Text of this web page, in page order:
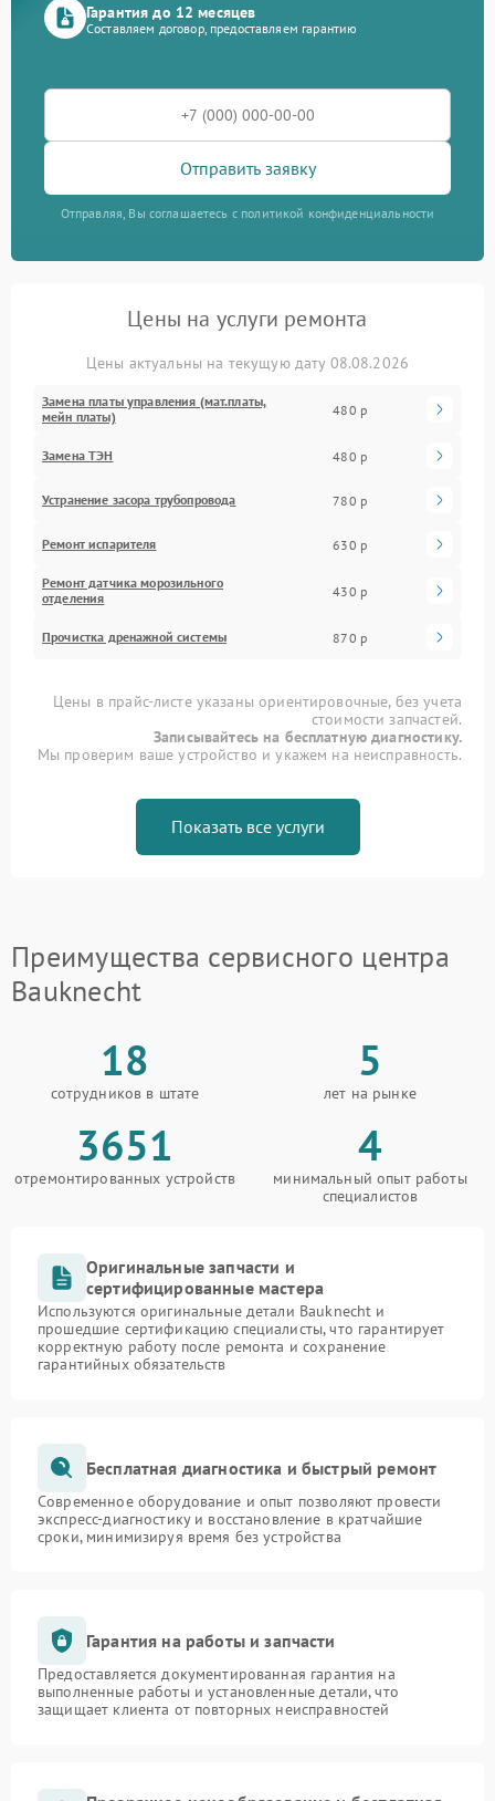
Гарантия до 12 месяцев
Составляем договор, предоставляем гарантию
Отправить заявку
Отправляя, Вы соглашаетесь с политикой конфиденциальности
Цены на услуги ремонта
Цены актуальны на текущую дату 08.08.2026
Замена платы управления (мат.платы,
мейн платы)
480 р
Замена ТЭН 480 р
Устранение засора трубопровода 780 р
Ремонт испарителя 630 р
Ремонт датчика морозильного
отделения
430 р
Прочистка дренажной системы 870 р
Цены в прайс-листе указаны ориентировочные, без учета
стоимости запчастей.
Записывайтесь на бесплатную диагностику.
Мы проверим ваше устройство и укажем на неисправность.
Показать все услуги
Преимущества сервисного центра
Bauknecht
18
сотрудников в штате
5
лет на рынке
3651
отремонтированных устройств
4
минимальный опыт работы
специалистов
Оригинальные запчасти и
сертифицированные мастера
Используются оригинальные детали Bauknecht и
прошедшие сертификацию специалисты, что гарантирует
корректную работу после ремонта и сохранение
гарантийных обязательств
Бесплатная диагностика и быстрый ремонт
Современное оборудование и опыт позволяют провести
экспресс-диагностику и восстановление в кратчайшие
сроки, минимизируя время без устройства
Гарантия на работы и запчасти
Предоставляется документированная гарантия на
выполненные работы и установленные детали, что
защищает клиента от повторных неисправностей